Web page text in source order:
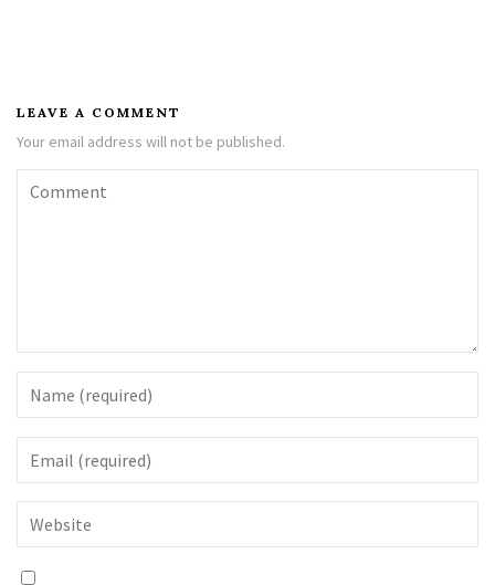
LEAVE A COMMENT
Your email address will not be published.